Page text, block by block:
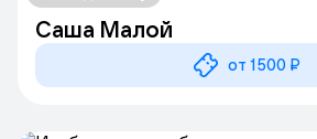
Саша Малой
от 1500 ₽